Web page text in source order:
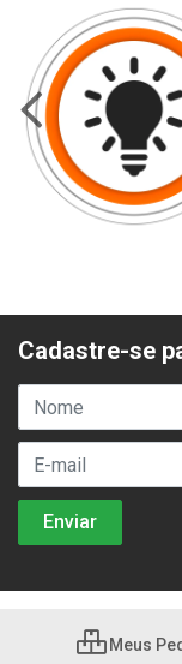
Cadastre-se
Meus